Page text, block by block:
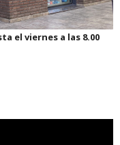
el viernes a las 8.00